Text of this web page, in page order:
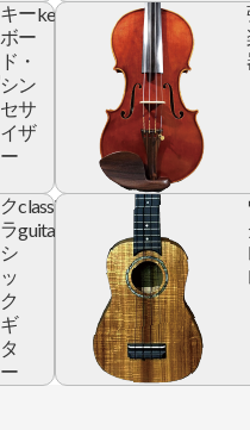
キー
ボー
ド・
シン
セサ
イザ
ー
keyboard
ク
ラ
シ
ッ
ク
ギ
タ
ー
classic
guitar